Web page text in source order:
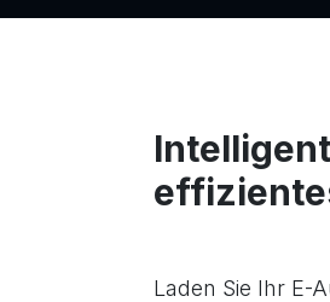
Laden Sie Ihr E-